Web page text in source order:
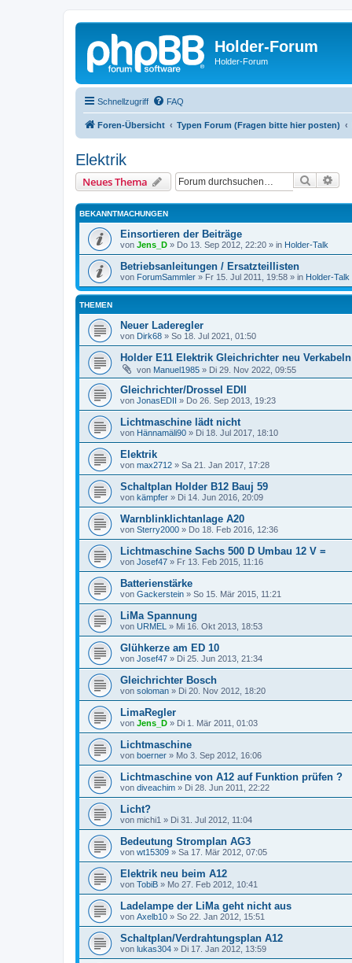
Holder-Forum
Holder-Forum
Schnellzugriff FAQ
Foren-Übersicht Typen Forum (Fragen bitte hier posten)
Elektrik
Neues Thema Suche
BEKANNTMACHUNGEN
Einsortieren der Beiträge
von Jens_D » Do 13. Sep 2012, 22:20 » in Holder-Talk
Betriebsanleitungen / Ersatzteillisten
von ForumSammler » Fr 15. Jul 2011, 19:58 » in Holder-Talk
THEMEN
Neuer Laderegler
von Dirk68 » So 18. Jul 2021, 01:50
Holder E11 Elektrik Gleichrichter neu Verkabeln
von Manuel1985 » Di 29. Nov 2022, 09:55
Gleichrichter/Drossel EDII
von JonasEDII » Do 26. Sep 2013, 19:23
Lichtmaschine lädt nicht
von Hännamäli90 » Di 18. Jul 2017, 18:10
Elektrik
von max2712 » Sa 21. Jan 2017, 17:28
Schaltplan Holder B12 Bauj 59
von kämpfer » Di 14. Jun 2016, 20:09
Warnblinklichtanlage A20
von Sterry2000 » Do 18. Feb 2016, 12:36
Lichtmaschine Sachs 500 D Umbau 12 V =
von Josef47 » Fr 13. Feb 2015, 11:16
Batterienstärke
von Gackerstein » So 15. Mär 2015, 11:21
LiMa Spannung
von URMEL » Mi 16. Okt 2013, 18:53
Glühkerze am ED 10
von Josef47 » Di 25. Jun 2013, 21:34
Gleichrichter Bosch
von soloman » Di 20. Nov 2012, 18:20
LimaRegler
von Jens_D » Di 1. Mär 2011, 01:03
Lichtmaschine
von boerner » Mo 3. Sep 2012, 16:06
Lichtmaschine von A12 auf Funktion prüfen ?
von diveachim » Di 28. Jun 2011, 22:22
Licht?
von michi1 » Di 31. Jul 2012, 11:04
Bedeutung Stromplan AG3
von wt15309 » Sa 17. Mär 2012, 07:05
Elektrik neu beim A12
von TobiB » Mo 27. Feb 2012, 10:41
Ladelampe der LiMa geht nicht aus
von Axelb10 » So 22. Jan 2012, 15:51
Schaltplan/Verdrahtungsplan A12
von lukas304 » Di 17. Jan 2012, 13:59